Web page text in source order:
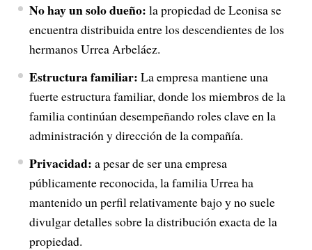
No hay un solo dueño: la propiedad de Leonisa se
encuentra distribuida entre los descendientes de los
hermanos Urrea Arbeláez.
Estructura familiar: La empresa mantiene una
fuerte estructura familiar, donde los miembros de la
familia continúan desempeñando roles clave en la
administración y dirección de la compañía.
Privacidad: a pesar de ser una empresa
públicamente reconocida, la familia Urrea ha
mantenido un perfil relativamente bajo y no suele
divulgar detalles sobre la distribución exacta de la
propiedad.